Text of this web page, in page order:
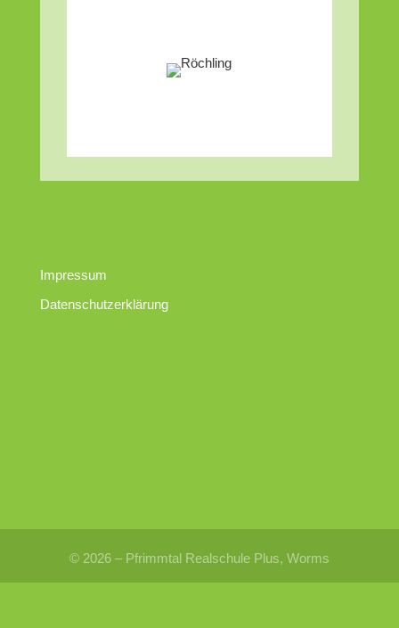
Impressum
Datenschutzerklärung
© 2026 – Pfrimmtal Realschule Plus, Worms